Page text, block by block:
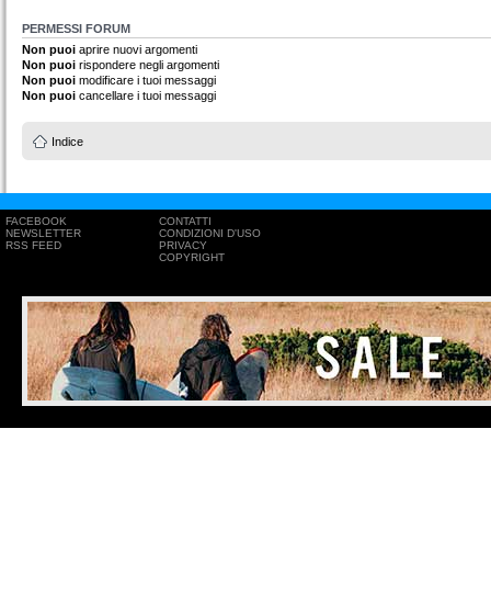
PERMESSI FORUM
Non puoi aprire nuovi argomenti
Non puoi rispondere negli argomenti
Non puoi modificare i tuoi messaggi
Non puoi cancellare i tuoi messaggi
Indice
FACEBOOK
NEWSLETTER
RSS FEED
CONTATTI
CONDIZIONI D'USO
PRIVACY
COPYRIGHT